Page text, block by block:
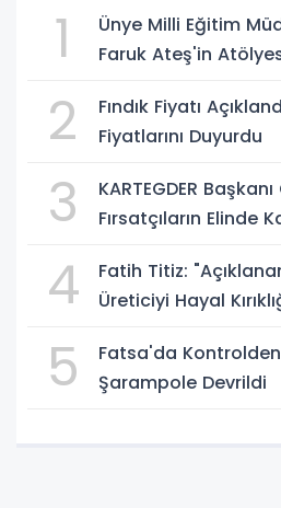
1
Ünye Milli Eğitim
Faruk Ateş'in
2
Fındık Fiyatı
Fiyatlarını Duyurdu
3
KARTEGDER
Fırsatçıların Elinde
4
Fatih Titiz:
Üreticiyi Hayal
5
Fatsa'da Kontrolden
Şarampole Devrildi